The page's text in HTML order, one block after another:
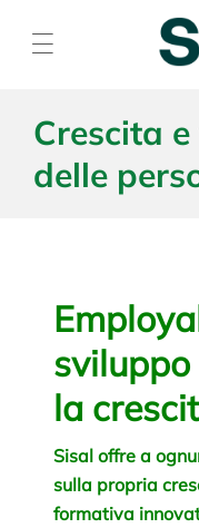
Crescita
delle
la
Sisal offre a
sulla propria
formativa